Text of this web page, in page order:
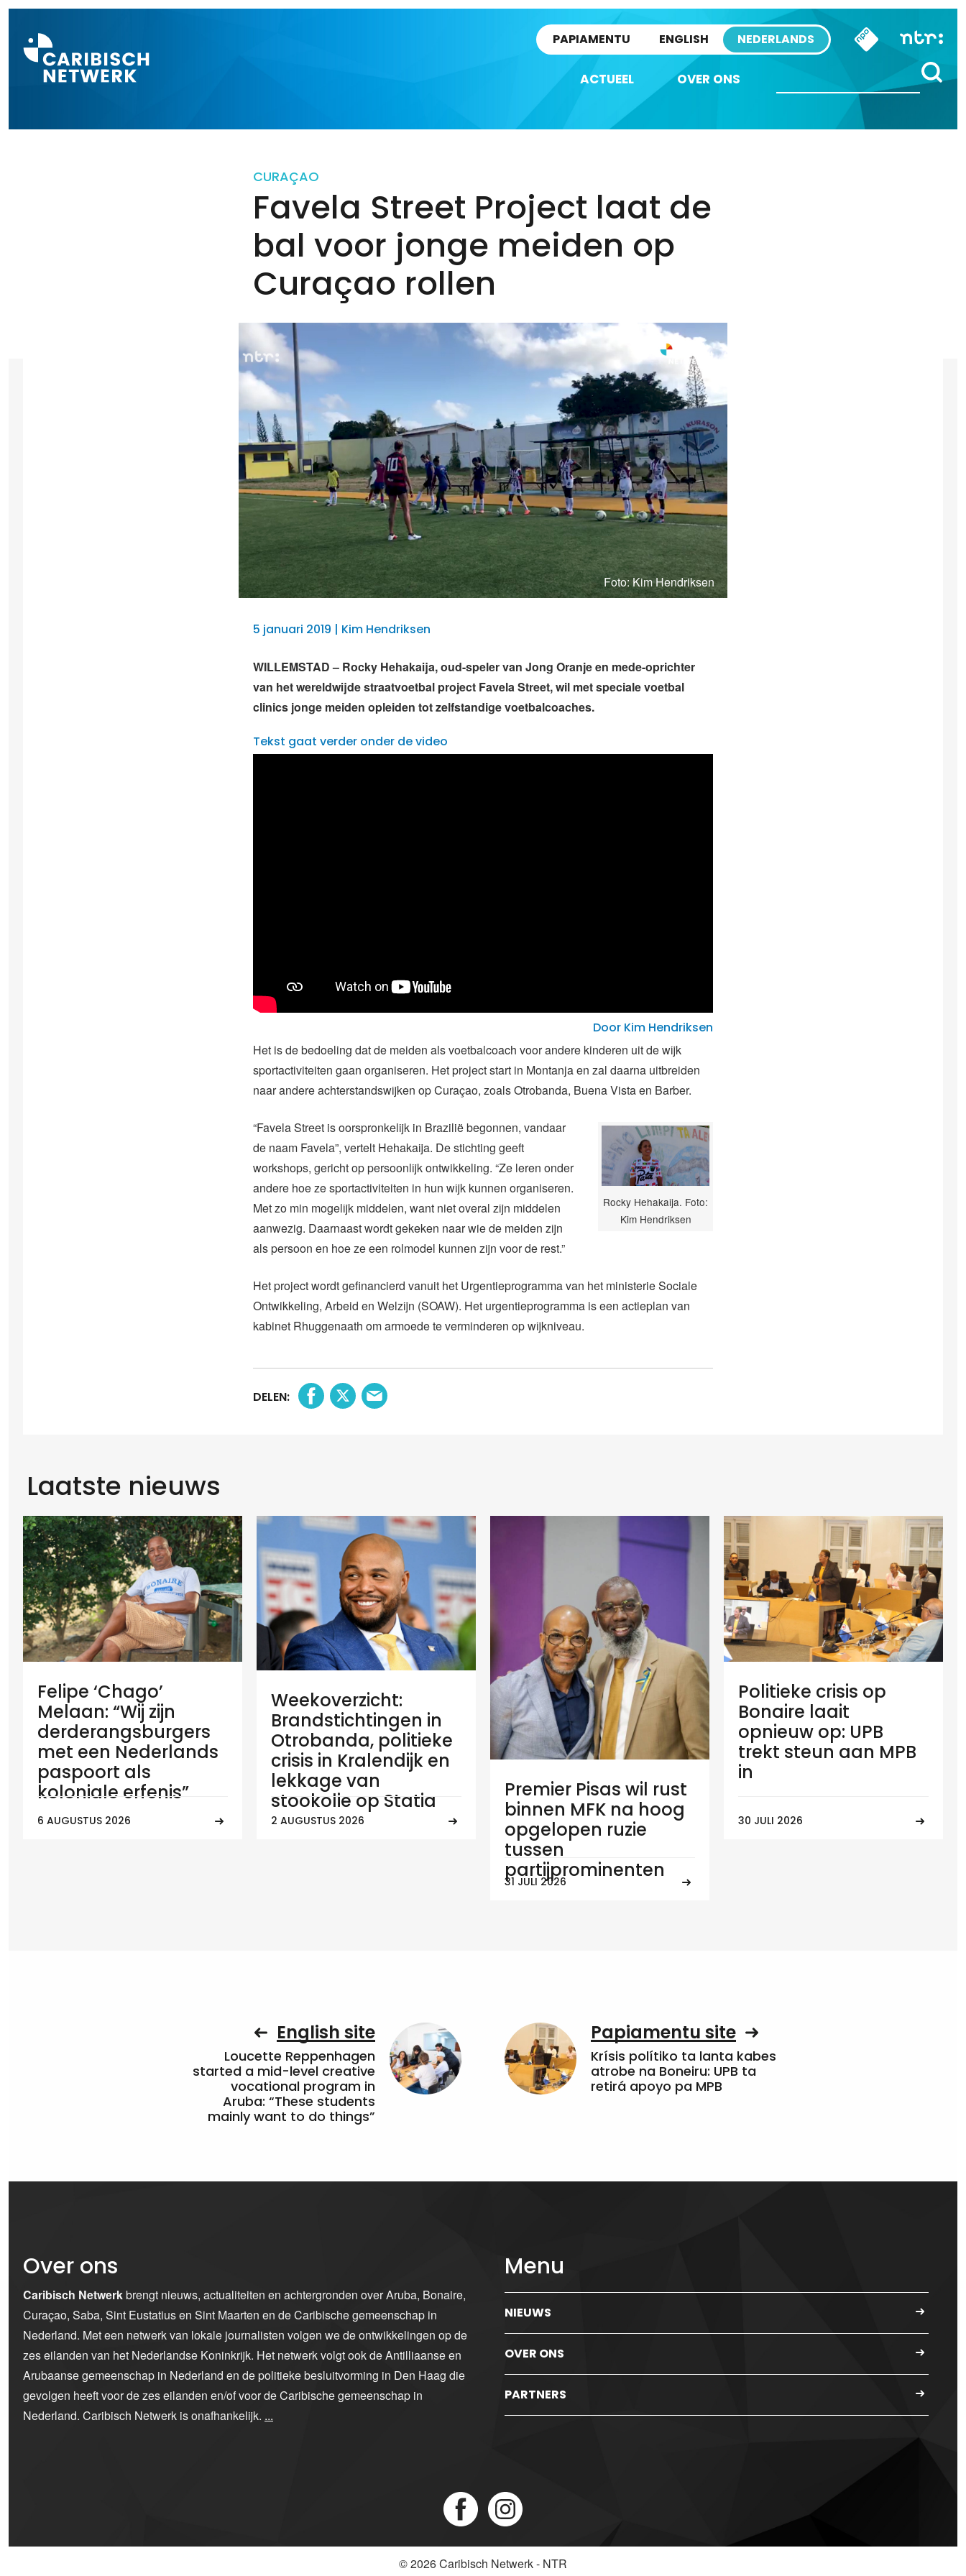
PAPIAMENTU ENGLISH NEDERLANDS
ACTUEEL OVER ONS
CURAÇAO
Favela Street Project laat de
bal voor jonge meiden op
Curaçao rollen
Foto: Kim Hendriksen
5 januari 2019 | Kim Hendriksen
WILLEMSTAD – Rocky Hehakaija, oud-speler van Jong Oranje en mede-oprichter
van het wereldwijde straatvoetbal project Favela Street, wil met speciale voetbal
clinics jonge meiden opleiden tot zelfstandige voetbalcoaches.
Tekst gaat verder onder de video
Door Kim Hendriksen
Het is de bedoeling dat de meiden als voetbalcoach voor andere kinderen uit de wijk
sportactiviteiten gaan organiseren. Het project start in Montanja en zal daarna uitbreiden
naar andere achterstandswijken op Curaçao, zoals Otrobanda, Buena Vista en Barber.
Rocky Hehakaija. Foto:
Kim Hendriksen
“Favela Street is oorspronkelijk in Brazilië begonnen, vandaar
de naam Favela”, vertelt Hehakaija. De stichting geeft
workshops, gericht op persoonlijk ontwikkeling. “Ze leren onder
andere hoe ze sportactiviteiten in hun wijk kunnen organiseren.
Met zo min mogelijk middelen, want niet overal zijn middelen
aanwezig. Daarnaast wordt gekeken naar wie de meiden zijn
als persoon en hoe ze een rolmodel kunnen zijn voor de rest.”
Het project wordt gefinancierd vanuit het Urgentieprogramma van het ministerie Sociale
Ontwikkeling, Arbeid en Welzijn (SOAW). Het urgentieprogramma is een actieplan van
kabinet Rhuggenaath om armoede te verminderen op wijkniveau.
DELEN:
Laatste nieuws
Felipe ‘Chago’
Melaan: “Wij zijn
derderangsburgers
met een Nederlands
paspoort als
koloniale erfenis”
6 AUGUSTUS 2026
Weekoverzicht:
Brandstichtingen in
Otrobanda, politieke
crisis in Kralendijk en
lekkage van
stookolie op Statia
2 AUGUSTUS 2026
Premier Pisas wil rust
binnen MFK na hoog
opgelopen ruzie
tussen
partijprominenten
31 JULI 2026
Politieke crisis op
Bonaire laait
opnieuw op: UPB
trekt steun aan MPB
in
30 JULI 2026
English site
Loucette Reppenhagen
started a mid-level creative
vocational program in
Aruba: “These students
mainly want to do things”
Papiamentu site
Krísis polítiko ta lanta kabes
atrobe na Boneiru: UPB ta
retirá apoyo pa MPB
Over ons
Caribisch Netwerkbrengt nieuws, actualiteiten en achtergronden over Aruba, Bonaire,
Curaçao, Saba, Sint Eustatius en Sint Maarten en de Caribische gemeenschap in
Nederland. Met een netwerk van lokale journalisten volgen we de ontwikkelingen op de
zes eilanden van het Nederlandse Koninkrijk. Het netwerk volgt ook de Antilliaanse en
Arubaanse gemeenschap in Nederland en de politieke besluitvorming in Den Haag die
gevolgen heeft voor de zes eilanden en/of voor de Caribische gemeenschap in
Nederland. Caribisch Netwerk is onafhankelijk. ...
Menu
NIEUWS
OVER ONS
PARTNERS
© 2026Caribisch Netwerk - NTR